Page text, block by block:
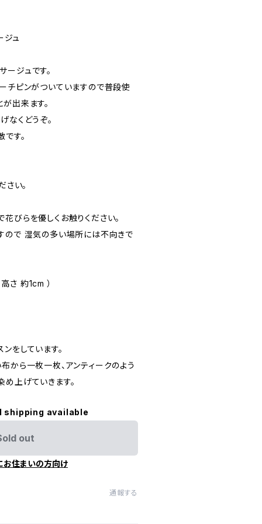
ジュ
ジュです。
チピンがついていますので普段使
出来ます。
なくどうぞ。
す。
さい。
びらを優しくお触りください。
ので 湿気の多い場所には不向きで
さ 約1cm ）
をしています。
から一枚一枚、アンティークのよう
上げていきます。
shipping available
out
お住まいの方向け
通報する